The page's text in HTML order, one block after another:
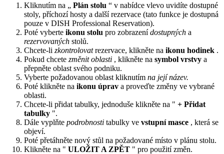
Kliknutím na „ Plán stolu “ v nabídce vlevo uvidíte dostupné
stoly, příchozí hosty a další rezervace (tato funkce je dostupná
pouze v DISH Professional Reservation).
Poté vyberte ikonu stolu pro zobrazenídostupných a
rezervovaných stolů.
Chcete-li zkontrolovatrezervace, klikněte na ikonu hodinek .
Pokud chcete změnit oblasti , klikněte na symbol vrstvy a
přepněte oblast svého podniku.
Vyberte požadovanou oblast kliknutím na její název.
Poté klikněte na ikonu úprav a proveďte změny ve vybrané
oblasti.
Chcete-li přidat tabulky, jednoduše klikněte na " + Přidat
tabulky ".
Dále vyplňte podrobnosti tabulky ve vstupní masce , která se
objeví.
Poté přetáhněte nový stůl na požadované místo v plánu stolu.
Klikněte na " ULOŽIT A ZPĚT " pro použití změn.